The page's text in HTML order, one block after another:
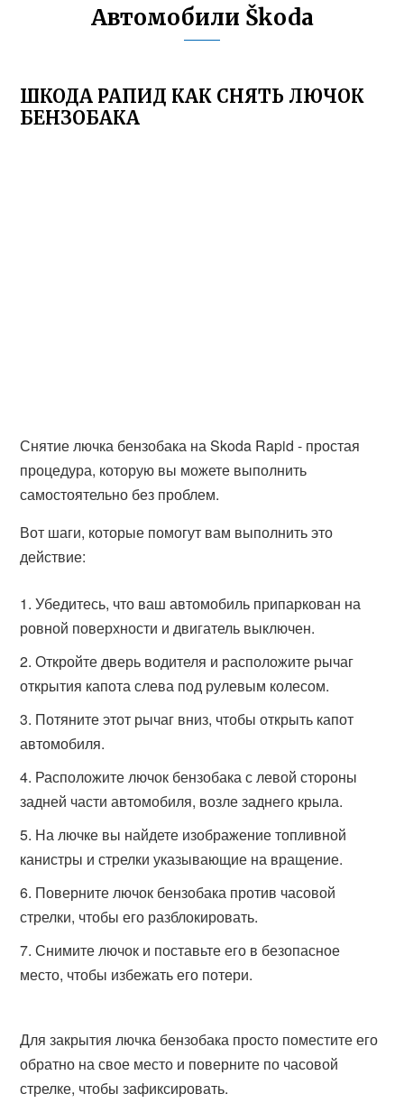
Автомобили Škoda
ШКОДА РАПИД КАК СНЯТЬ ЛЮЧОК
БЕНЗОБАКА
Снятие лючка бензобака на Skoda Rapid - простая
процедура, которую вы можете выполнить
самостоятельно без проблем.
Вот шаги, которые помогут вам выполнить это
действие:
Убедитесь, что ваш автомобиль припаркован на
ровной поверхности и двигатель выключен.
Откройте дверь водителя и расположите рычаг
открытия капота слева под рулевым колесом.
Потяните этот рычаг вниз, чтобы открыть капот
автомобиля.
Расположите лючок бензобака с левой стороны
задней части автомобиля, возле заднего крыла.
На лючке вы найдете изображение топливной
канистры и стрелки указывающие на вращение.
Поверните лючок бензобака против часовой
стрелки, чтобы его разблокировать.
Снимите лючок и поставьте его в безопасное
место, чтобы избежать его потери.
Для закрытия лючка бензобака просто поместите его
обратно на свое место и поверните по часовой
стрелке, чтобы зафиксировать.